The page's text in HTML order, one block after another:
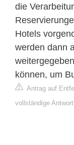
die
Hotels
werden dann
können, um
Antrag auf
vollständige